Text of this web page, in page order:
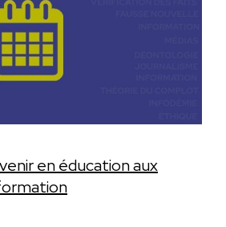
en éducation aux